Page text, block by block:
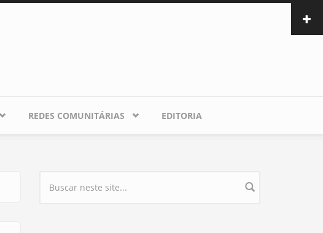
REDES COMUNITÁRIAS EDITORIA
Formulário de busca